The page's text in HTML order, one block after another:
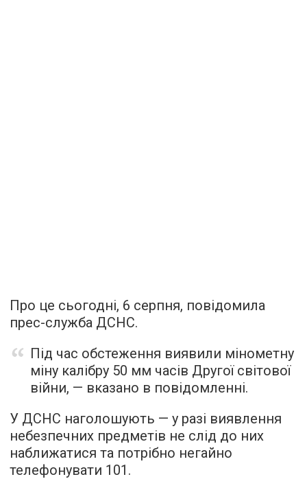
Про це сьогодні, 6 серпня, повідомила
прес-служба ДСНС.
Під час обстеження виявили мінометну
міну калібру 50 мм часів Другої світової
війни, — вказано в повідомленні.
У ДСНС наголошують — у разі виявлення
небезпечних предметів не слід до них
наближатися та потрібно негайно
телефонувати 101.